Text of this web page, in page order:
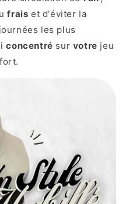
frais et d'éviter la
les plus
concentré sur votre jeu